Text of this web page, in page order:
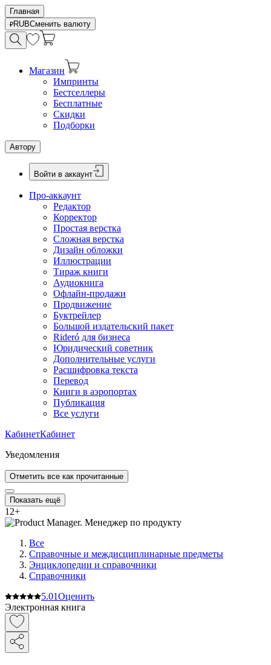
Главная
RUBСменить валюту
Магазин
Импринты
Бестселлеры
Бесплатные
Скидки
Подборки
Автору
Войти в аккаунт
Про-аккаунт
Редактор
Корректор
Простая верстка
Сложная верстка
Дизайн обложки
Иллюстрации
Тираж книги
Аудиокнига
Офлайн-продажи
Продвижение
Буктрейлер
Большой издательский пакет
Rideró для бизнеса
Юридический советник
Дополнительные услуги
Расшифровка текста
Перевод
Книги в аэропортах
Публикация
Все услуги
КабинетКабинет
Уведомления
Отметить все как прочитанные
Показать ещё
12+
Все
Справочные и междисциплинарные предметы
Энциклопедии и справочники
Справочники
5.01Оценить
Электронная книга